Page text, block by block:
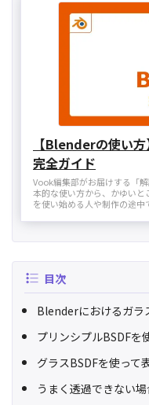
【Blenderの使い
完全ガイド
Vook編集部がお届けする「
本的な使い方から、かゆい
を使い始める人や制作の途中
目次
Blenderにおけるガラ
プリンシプルBSDFを
グラスBSDFを使って
うまく透過できない